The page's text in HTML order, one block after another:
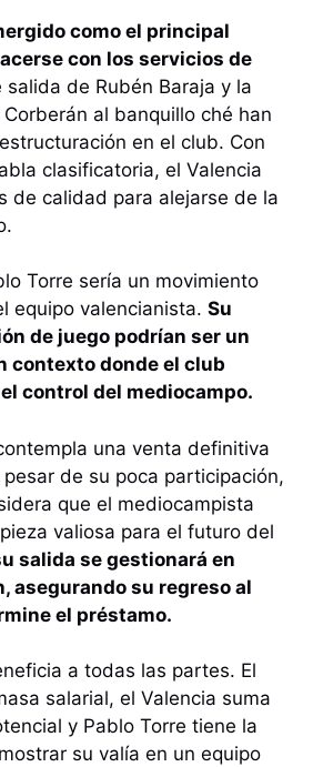
como el principal
con los servicios de
salida de Rubén Baraja y la
al banquillo ché han
en el club. Con
clasificatoria, el Valencia
de calidad para alejarse de la
Torre sería un movimiento
equipo valencianista. Su
de juego podrían ser un
contexto donde el club
control del mediocampo.
una venta definitiva
de su poca participación,
que el mediocampista
valiosa para el futuro del
salida se gestionará en
asegurando su regreso al
el préstamo.
a todas las partes. El
salarial, el Valencia suma
y Pablo Torre tiene la
su valía en un equipo